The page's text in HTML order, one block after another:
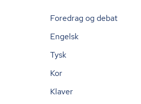
Foredrag og debat
Engelsk
Tysk
Kor
Klaver